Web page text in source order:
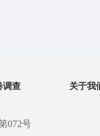
调查 关于我
072号